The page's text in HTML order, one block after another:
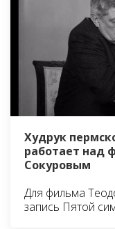
Худрук
работает над
Сокуровым
Для фильма
запись Пятой